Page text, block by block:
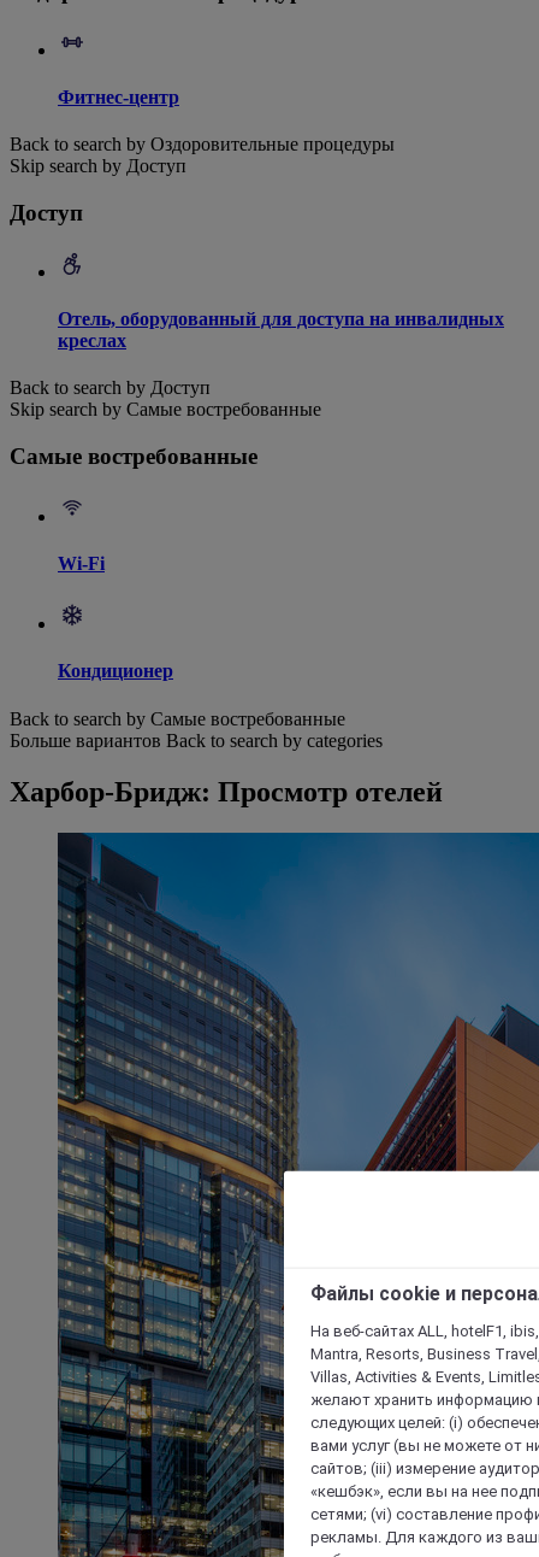
Фитнес-центр
Back to search by Оздоровительные процедуры
Skip search by Доступ
Доступ
Отель, оборудованный для доступа на инвалидных
креслах
Back to search by Доступ
Skip search by Самые востребованные
Самые востребованные
Wi-Fi
Кондиционер
Back to search by Самые востребованные
Больше вариантов Back to search by categories
Харбор-Бридж: Просмотр отелей
Файлы cookie и
На веб-сайтах ALL, hotelF1,
Mantra, Resorts, Business
Villas, Activities & Events,
желают хранить информацию
следующих целей: (i)
вами услуг (вы не можете от
сайтов; (iii) измерение
«кешбэк», если вы на нее
сетями; (vi) составление
рекламы. Для каждого из